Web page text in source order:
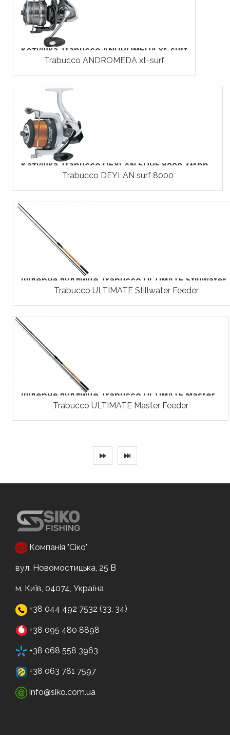
Котушка Trabucco ANDROMEDA xt-surf
Trabucco ANDROMEDA xt-surf
Катушка Trabucco DEYLAN SURF 8000 4+1bb...
Trabucco DEYLAN surf 8000
Фідерне вудлище Trabucco ULTIMATE
Trabucco ULTIMATE Stillwater Feeder
Фідерне вудлище Trabucco ULTIMATE Master...
Trabucco ULTIMATE Master Feeder
Компанія "Сіко"
вул. Новомостицька, 25 В
м. Київ, 04074, Україна
+38 044 492 7532 (33, 34)
+38 095 480 8898
+38 068 558 3963
+38 063 781 7597
info@siko.com.ua